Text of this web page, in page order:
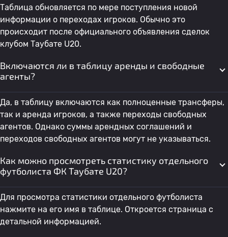
Таблица обновляется по мере поступления новой
информации о переходах игроков. Обычно это
происходит после официального объявления сделок
клубом Таубате U20.
Включаются ли в таблицу аренды и свободные
агенты?
Да, в таблицу включаются как полноценные трансферы,
так и аренда игроков, а также переходы свободных
агентов. Однако суммы арендных соглашений и
переходов свободных агентов могут не указываться.
Как можно просмотреть статистику отдельного
футболиста ФК Таубате U20?
Для просмотра статистики отдельного футболиста
нажмите на его имя в таблице. Откроется страница с
детальной информацией.